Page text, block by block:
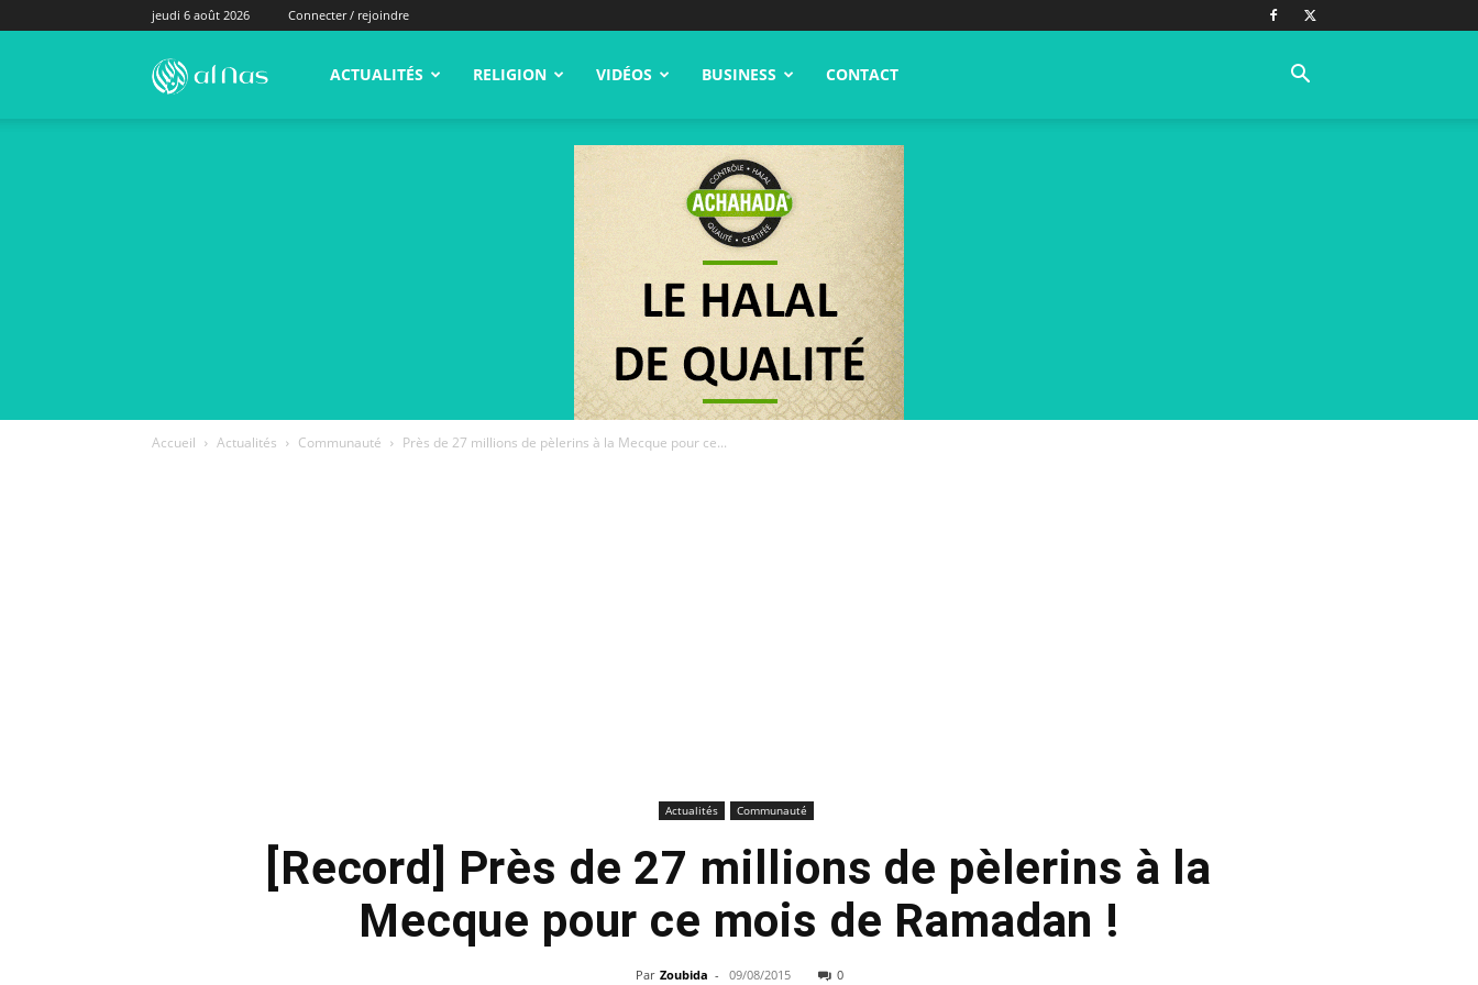
jeudi 6 août 2026 Connecter / rejoindre
alNas.fr ACTUALITÉS RELIGION VIDÉOS BUSINESS CONTACT
Accueil Actualités Communauté Près de 27 millions de pèlerins à la Mecque pour ce...
Actualités Communauté
[Record] Près de 27 millions de pèlerins à la
Mecque pour ce mois de Ramadan !
Par Zoubida - 09/08/2015 0